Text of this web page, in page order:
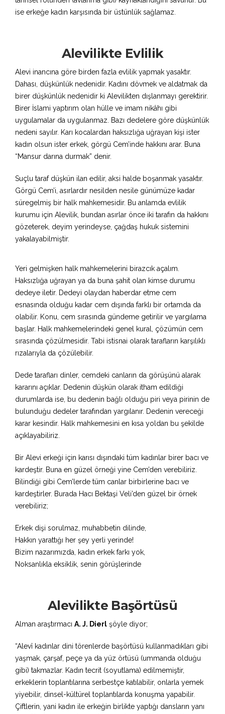
ise erkeğe kadın karşısında bir üstünlük sağlamaz.
Alevilikte Evlilik
Alevi inancına göre birden fazla evlilik yapmak yasaktır.
Dahası, düşkünlük nedenidir. Kadını dövmek ve aldatmak da
birer düşkünlük nedenidir ki Alevilikten dışlanmayı gerektirir.
Birer İslami yaptırım olan hülle ve imam nikâhı gibi
uygulamalar da uygulanmaz. Bazı dedelere göre düşkünlük
nedeni sayılır. Karı kocalardan haksızlığa uğrayan kişi ister
kadın olsun ister erkek, görgü Cem’inde hakkını arar. Buna
“Mansur darına durmak” denir.
Suçlu taraf düşkün ilan edilir, aksi halde boşanmak yasaktır.
Görgü Cem’i, asırlardır nesilden nesile günümüze kadar
süregelmiş bir halk mahkemesidir. Bu anlamda evlilik
kurumu için Alevilik, bundan asırlar önce iki tarafın da hakkını
gözeterek, deyim yerindeyse, çağdaş hukuk sistemini
yakalayabilmiştir.
Yeri gelmişken halk mahkemelerini birazcık açalım.
Haksızlığa uğrayan ya da buna şahit olan kimse durumu
dedeye iletir. Dedeyi olaydan haberdar etme cem
esnasında olduğu kadar cem dışında farklı bir ortamda da
olabilir. Konu, cem sırasında gündeme getirilir ve yargılama
başlar. Halk mahkemelerindeki genel kural, çözümün cem
sırasında çözülmesidir. Tabi istisnai olarak tarafların karşılıklı
rızalarıyla da çözülebilir.
Dede tarafları dinler, cemdeki canların da görüşünü alarak
kararını açıklar. Dedenin düşkün olarak itham edildiği
durumlarda ise, bu dedenin bağlı olduğu piri veya pirinin de
bulunduğu dedeler tarafından yargılanır. Dedenin vereceği
karar kesindir. Halk mahkemesini en kısa yoldan bu şekilde
açıklayabiliriz.
Bir Alevi erkeği için karısı dışındaki tüm kadınlar birer bacı ve
kardeştir. Buna en güzel örneği yine Cem’den verebiliriz.
Bilindiği gibi Cem’lerde tüm canlar birbirlerine bacı ve
kardeştirler. Burada Hacı Bektaşi Veli’den güzel bir örnek
verebiliriz;
Erkek dişi sorulmaz, muhabbetin dilinde,
Hakkın yarattığı her şey yerli yerinde!
Bizim nazarımızda, kadın erkek farkı yok,
Noksanlıkla eksiklik, senin görüşlerinde
Alevilikte Başörtüsü
Alman araştırmacı A. J. Dierl şöyle diyor;
“Alevî kadınlar dini törenlerde başörtüsü kullanmadıkları gibi
yaşmak, çarşaf, peçe ya da yüz örtüsü (ummanda olduğu
gibi) takmazlar. Kadın tecrit (soyutlama) edilmemiştir,
erkeklerin toplantılarına serbestçe katılabilir, onlarla yemek
yiyebilir, dinsel-kültürel toplantılarda konuşma yapabilir.
Çiftlerin, yani kadın ile erkeğin birlikte yaptığı dansların yanı